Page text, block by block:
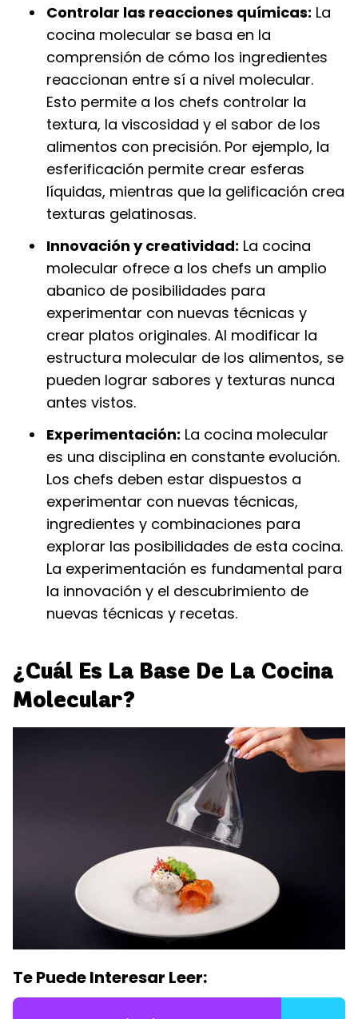
Controlar las reacciones químicas: La
cocina molecular se basa en la
comprensión de cómo los ingredientes
reaccionan entre sí a nivel molecular.
Esto permite a los chefs controlar la
textura, la viscosidad y el sabor de los
alimentos con precisión. Por ejemplo, la
esferificación permite crear esferas
líquidas, mientras que la gelificación crea
texturas gelatinosas.
Innovación y creatividad: La cocina
molecular ofrece a los chefs un amplio
abanico de posibilidades para
experimentar con nuevas técnicas y
crear platos originales. Al modificar la
estructura molecular de los alimentos, se
pueden lograr sabores y texturas nunca
antes vistos.
Experimentación: La cocina molecular
es una disciplina en constante evolución.
Los chefs deben estar dispuestos a
experimentar con nuevas técnicas,
ingredientes y combinaciones para
explorar las posibilidades de esta cocina.
La experimentación es fundamental para
la innovación y el descubrimiento de
nuevas técnicas y recetas.
¿Cuál Es La Base De La Cocina
Molecular?
Te Puede Interesar Leer: